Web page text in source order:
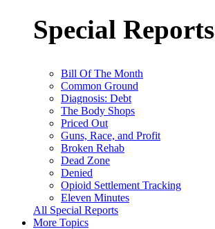
Special Reports
Bill Of The Month
Common Ground
Diagnosis: Debt
The Body Shops
Priced Out
Guns, Race, and Profit
Broken Rehab
Dead Zone
Denied
Opioid Settlement Tracking
Eleven Minutes
All Special Reports
More Topics